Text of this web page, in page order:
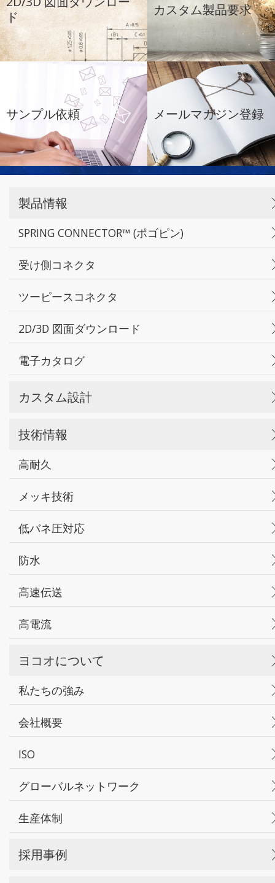
ド
カスタム製品要求
サンプル依頼 メールマガジン登録
製品情報
SPRING CONNECTOR™ (ポゴピン)
受け側コネクタ
ツーピースコネクタ
2D/3D 図面ダウンロード
電子カタログ
カスタム設計
技術情報
高耐久
メッキ技術
低バネ圧対応
防水
高速伝送
高電流
ヨコオについて
私たちの強み
会社概要
ISO
グローバルネットワーク
生産体制
採用事例